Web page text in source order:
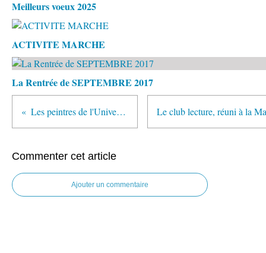
Meilleurs voeux 2025
ACTIVITE MARCHE
La Rentrée de SEPTEMBRE 2017
Les peintres de l'Université d'Anchin exposent!
Commenter cet article
Ajouter un commentaire